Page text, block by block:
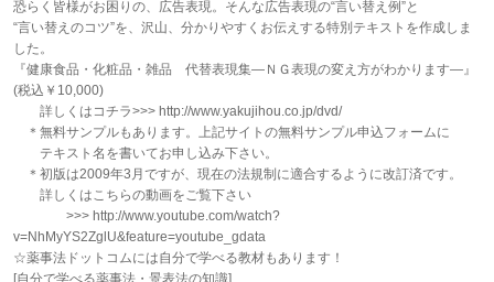
恐らく皆様がお困りの、広告表現。そんな広告表現の“言い替え例”と
“言い替えのコツ”を、沢山、分かりやすくお伝えする特別テキストを作成しま
した。
『健康食品・化粧品・雑品 代替表現集―ＮＧ表現の変え方がわかります―』
(税込￥10,000)
詳しくはコチラ>>> http://www.yakujihou.co.jp/dvd/
＊無料サンプルもあります。上記サイトの無料サンプル申込フォームに
テキスト名を書いてお申し込み下さい。
＊初版は2009年3月ですが、現在の法規制に適合するように改訂済です。
詳しくはこちらの動画をご覧下さい
>>> http://www.youtube.com/watch?
v=NhMyYS2ZglU&feature=youtube_gdata
☆薬事法ドットコムには自分で学べる教材もあります！